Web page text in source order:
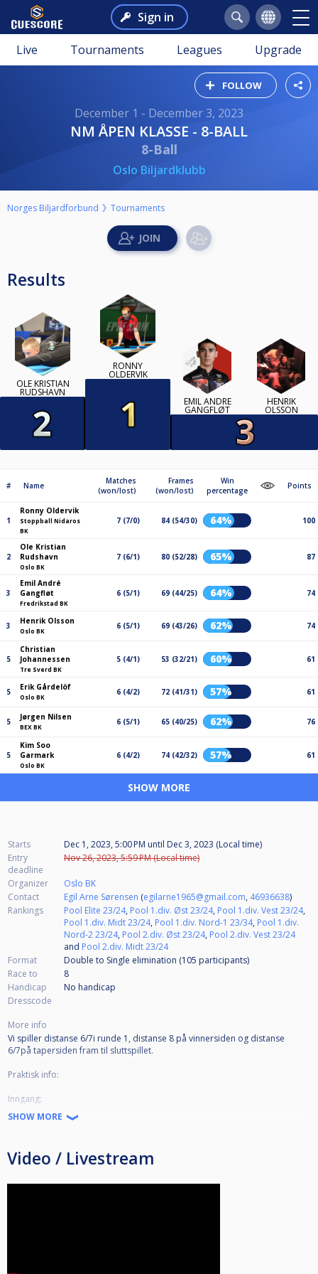
Sign in
Live Tournaments Leagues Upgrade
FOLLOW
December 1 - December 3, 2023
NM ÅPEN KLASSE - 8-BALL
8-Ball
Oslo Biljardklubb
Norges Biljardforbund Tournaments
Results
OLE KRISTIAN
RUDSHAVN
RONNY
OLDERVIK
EMIL ANDRÉ
GANGFLØT
HENRIK
OLSSON
# Name
Matches
(won/lost)
Frames
(won/lost)
Win
percentage
Points
1
Ronny Oldervik
Stoppball Nidaros
BK
7 (7/0) 84 (54/30) 64% 100
2
Ole Kristian
Rudshavn
Oslo BK
7 (6/1) 80 (52/28) 65% 87
3
Emil André
Gangfløt
Fredrikstad BK
6 (5/1) 69 (44/25) 64% 74
3 Henrik Olsson
Oslo BK
6 (5/1) 69 (43/26) 62% 74
5
Christian
Johannessen
Tre Sverd BK
5 (4/1) 53 (32/21) 60% 61
5 Erik Gårdelöf
Oslo BK
6 (4/2) 72 (41/31) 57% 61
5 Jørgen Nilsen
BEX BK
6 (5/1) 65 (40/25) 62% 76
5
Kim Soo
Garmark
Oslo BK
6 (4/2) 74 (42/32) 57% 61
SHOW MORE
Starts Dec 1, 2023, 5:00 PM until Dec 3, 2023 (Local time)
Entry
deadline
Nov 26, 2023, 5:59 PM (Local time)
Organizer
Oslo BK
Contact
Egil Arne Sørensen (egilarne1965@gmail.com, 46936638)
Rankings
Pool Elite 23/24, Pool 1.div. Øst 23/24, Pool 1.div. Vest 23/24,
Pool 1.div. Midt 23/24, Pool 1.div. Nord-1 23/34, Pool 1.div.
Nord-2 23/24, Pool 2.div. Øst 23/24, Pool 2.div. Vest 23/24
and Pool 2.div. Midt 23/24
Format
Double to Single elimination (105 participants)
Race to
8
Handicap
No handicap
Dresscode
More info
Vi spiller distanse 6/7i runde 1, distanse 8 på vinnersiden og distanse
6/7på tapersiden fram til sluttspillet.
Praktisk info:
Inngang:
Oslo Biljardklubb har fått dørklokke som er i bruk fra kl. 18 og i helgen.
CUE har hovedinngang på andre siden av bygget.
Vi serverer snacks, pølser, toast, rundstykker, kaker og drikke.
SHOW MORE
Video / Livestream